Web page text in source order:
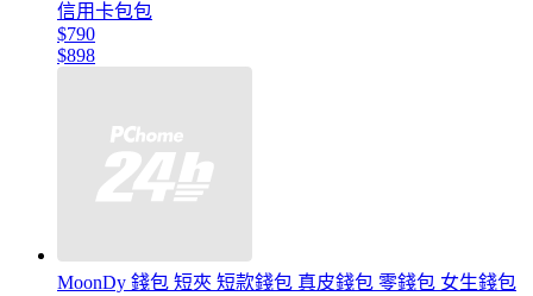
信用卡包包
$790
$898
MoonDy 錢包 短夾 短款錢包 真皮錢包 零錢包 女生錢包